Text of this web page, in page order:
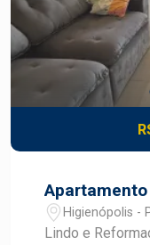
Piracicaba.
Higienópolis -
Lindo e